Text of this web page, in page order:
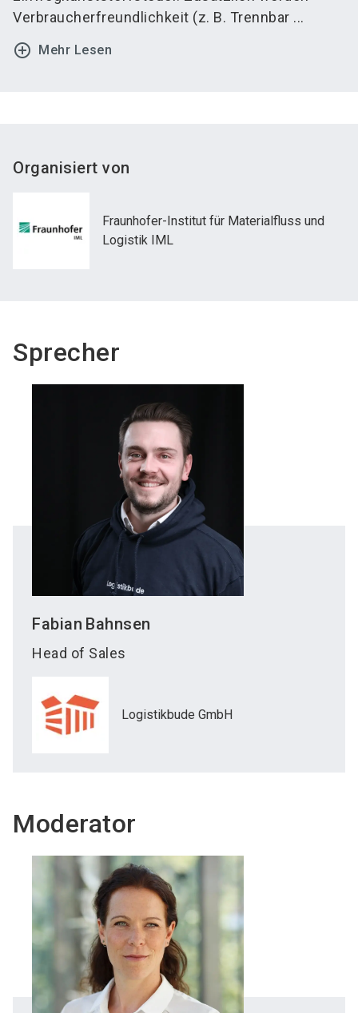
Verbraucherfreundlichkeit (z. B. Trennbar ...
add_circle_outline Mehr Lesen
Organisiert von
Fraunhofer-Institut für Materialfluss und
Logistik IML
Sprecher
Fabian Bahnsen
Head of Sales
Logistikbude GmbH
Moderator